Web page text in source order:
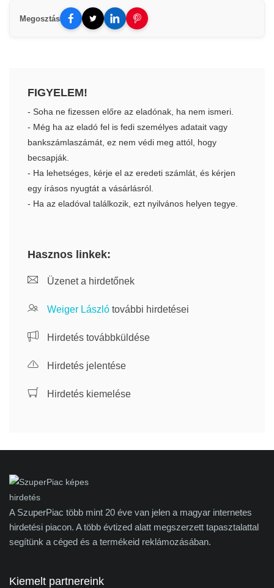
Megosztás
FIGYELEM!
- Soha ne fizessen előre az eladónak, ha nem ismeri.
- Még ha az eladó fel is fedi személyes adatait vagy
bankszámlaszámát, ez nem védi meg attól, hogy
becsapják.
- Ha lehetséges, kérje el az eredeti számlát, és kérjen
egy írásos nyugtát a vásárlásról.
- Ha az eladóval találkozik, ezt nyilvános helyen tegye.
Hasznos linkek:
Üzenet a hirdetőnek
Weiger László további hirdetései
Hirdetés továbbküldése
Hirdetés jelentése
Hirdetés kiemelése
A SzuperPiac több mint 20 éve van jelen a magyar internetes
hirdetési piacon. A több évtized alatt megszerzett tapasztalattal
segítünk a céged és a termékeid reklámozásában.
Kiemelt partnereink